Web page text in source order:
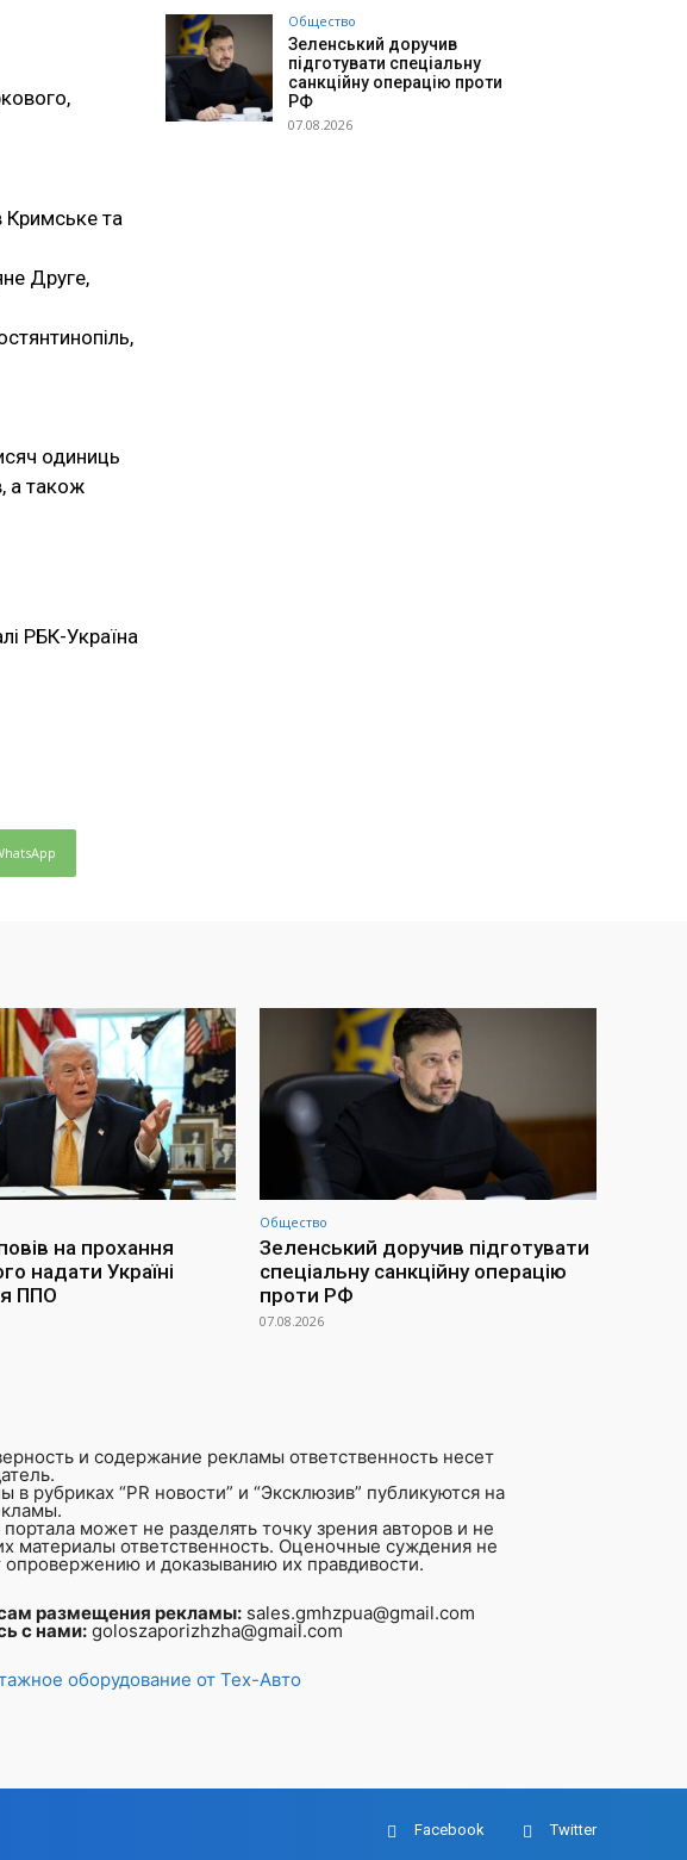
Кримське та
Друге,
одиниць
а також
РБК-Україна
Общество
Зеленський доручив
підготувати спеціальну
санкційну операцію проти
РФ
07.08.2026
на прохання
надати Україні
ППО
Общество
Зеленський доручив підготувати
спеціальну санкційну операцію
проти РФ
07.08.2026
и содержание рекламы ответственность несет
в рубриках “PR новости” и “Эксклюзив” публикуются на
может не разделять точку зрения авторов и не
материалы ответственность. Оценочные суждения не
опровержению и доказыванию их правдивости.
размещения рекламы: sales.gmhzpua@gmail.com
с нами: goloszaporizhzha@gmail.com
оборудование от Тех-Авто
Facebook Twitter